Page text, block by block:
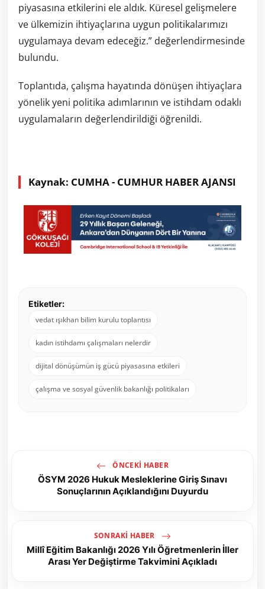
piyasasına etkilerini ele aldık. Küresel gelişmelere
ve ülkemizin ihtiyaçlarına uygun politikalarımızı
uygulamaya devam edeceğiz.” değerlendirmesinde
bulundu.
Toplantıda, çalışma hayatında dönüşen ihtiyaçlara
yönelik yeni politika adımlarının ve istihdam odaklı
uygulamaların değerlendirildiği öğrenildi.
Kaynak: CUMHA - CUMHUR HABER AJANSI
Etiketler:
vedat ışıkhan bilim kurulu toplantısı
kadın istihdamı çalışmaları nelerdir
dijital dönüşümün iş gücü piyasasına etkileri
çalışma ve sosyal güvenlik bakanlığı politikaları
ÖNCEKI HABER
ÖSYM 2026 Hukuk Mesleklerine Giriş Sınavı
Sonuçlarının Açıklandığını Duyurdu
SONRAKI HABER
Millî Eğitim Bakanlığı 2026 Yılı Öğretmenlerin İller
Arası Yer Değiştirme Takvimini Açıkladı